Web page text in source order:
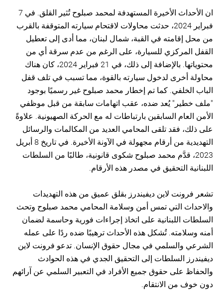
ان الأحداث الأخيرة المستهدفة لمحمد صبلوح تُثير القلق. في 7
فبراير 2024، حدثت محاولات لاقتحام سيارته المتوقفة بالقرب
من محل إقامته في القبة، شمال لبنان، مما أدى إلى تعطيل
القفل المركزي للسيارة، على الرغم من عدم سرقة أي من
محتوياتها. بالإضافة إلى ذلك، في 21 فبراير 2024، كان هناك
محاولة أخرى لدخول سيارته بالقوة، مما تسبب في تلف قفل
الباب الخلفي. كما تم إخطار محمد صبلوح غير رسميًا بوجود
"ملف خطير" يُعد ضده، عقب اتهامات سابقة من قبل موظفي
الأمن العام السابقين بارتباطات له مع الحركة الصهيونية. علاوةً
على ذلك، فقد تلقى المحامي العديد من المكالمات والرسائل
التهديدية من أرقام مجهولة في الآونة الأخيرة. في تاريخ 8 أبريل
2023، قدَّم محمد صبلوح شكوى قانونية، طالبًا من السلطات
اللبنانية التحقيق في مصدر هذه الأرقام.
تشعر فرونت لاين ديفيندرز بقلق عميق من هذه التهديدات
والاحداث التي تمس أمن وسلامة المحامي محمد صبلوح وتحث
السلطات اللبنانية على اتخاذ إجراءات فورية وحاسمة لضمان
أمنه وسلامته. تُشكل هذه الأحداث ترهيبًا ضده ردًا على عمله
الشرعي والسلمي في مجال حقوق الإنسان. تدعو فرونت لاين
ديفيندرز السلطات إلى التحقيق الجدي في هذه الحوادث
والحفاظ على حقوق جميع الأفراد في التعبير السلمي عن آرائهم
دون خوف من الانتقام.